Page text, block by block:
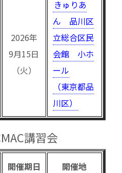
2026年
9月15日
（火）
きゅりあ
ん 品川区
立総合区民
会館 小ホ
ール
（東京都品
川区）
講習会
開催期日 開催地